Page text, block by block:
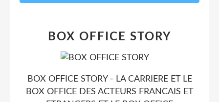
BOX OFFICE STORY
BOX OFFICE STORY - LA CARRIERE ET LE
BOX OFFICE DES ACTEURS FRANCAIS ET